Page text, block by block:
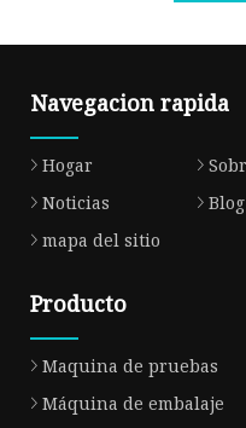
Navegacion rapida
Hogar
Noticias
Blog
mapa del sitio
Producto
Maquina de pruebas
Máquina de embalaje